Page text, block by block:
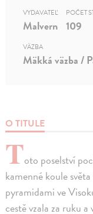
O TITULE
Toto poselství
kamenné koule
pyramidami ve
cestě vzala za ruku a
VYDAVATEĽ
Malvern
POČET
109
VÄZBA
Mäkká väzba /